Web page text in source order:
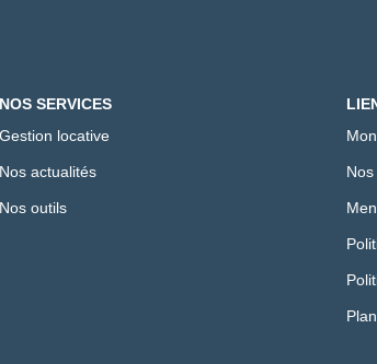
NOS SERVICES
Gestion locative
Nos actualités
Nos outils